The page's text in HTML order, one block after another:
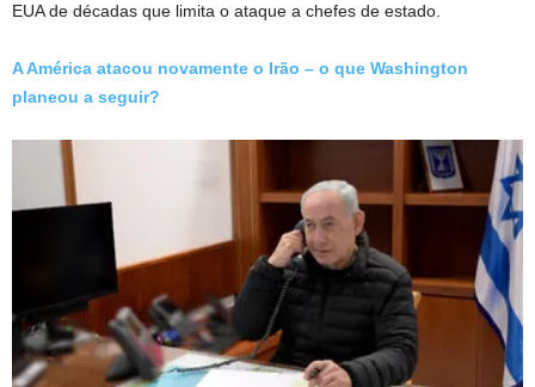
EUA de décadas que limita o ataque a chefes de estado.
A América atacou novamente o Irão – o que Washington
planeou a seguir?